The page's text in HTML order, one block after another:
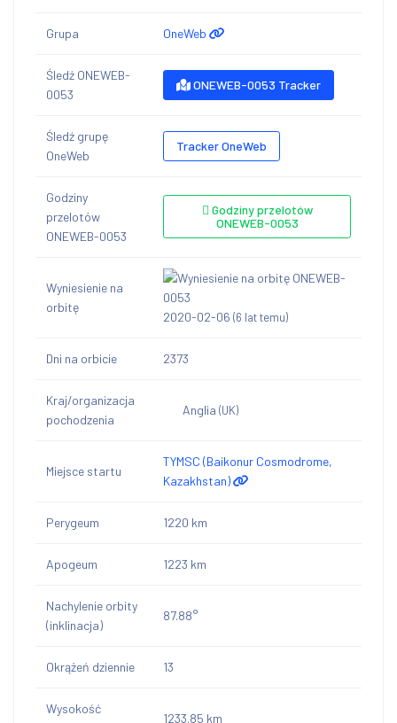
Grupa OneWeb
Śledź ONEWEB-
0053
ONEWEB-0053 Tracker
Śledź grupę
OneWeb
Tracker OneWeb
Godziny
przelotów
ONEWEB-0053
Godziny przelotów
ONEWEB-0053
Wyniesienie na
orbitę
2020-02-06 (6 lat temu)
Dni na orbicie 2373
Kraj/organizacja
pochodzenia
Anglia (UK)
Miejsce startu
TYMSC (Baikonur Cosmodrome,
Kazakhstan)
Perygeum 1220 km
Apogeum 1223 km
Nachylenie orbity
(inklinacja)
87.88°
Okrążeń dziennie 13
Wysokość
1233.85 km